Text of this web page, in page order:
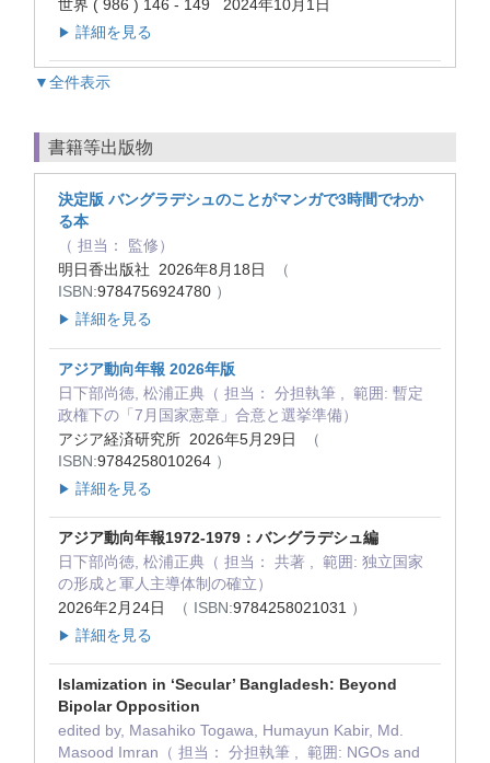
世界 ( 986 ) 146 - 149 2024年10月1日
▶ 詳細を見る
▼全件表示
書籍等出版物
決定版 バングラデシュのことがマンガで3時間でわか
る本
（ 担当： 監修）
明日香出版社 2026年8月18日
（
ISBN:9784756924780 ）
▶ 詳細を見る
アジア動向年報 2026年版
日下部尚徳, 松浦正典（ 担当： 分担執筆 , 範囲: 暫定
政権下の「7月国家憲章」合意と選挙準備）
アジア経済研究所 2026年5月29日
（
ISBN:9784258010264 ）
▶ 詳細を見る
アジア動向年報1972-1979：バングラデシュ編
日下部尚徳, 松浦正典（ 担当： 共著 , 範囲: 独立国家
の形成と軍人主導体制の確立）
2026年2月24日
（ ISBN:9784258021031 ）
▶ 詳細を見る
Islamization in ‘Secular’ Bangladesh: Beyond
Bipolar Opposition
edited by, Masahiko Togawa, Humayun Kabir, Md.
Masood Imran（ 担当： 分担執筆 , 範囲: NGOs and